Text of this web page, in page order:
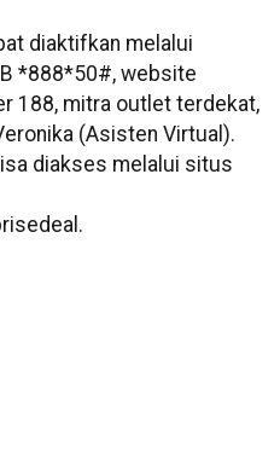
diaktifkan melalui
*888*50#, website
188, mitra outlet terdekat,
(Asisten Virtual).
diakses melalui situs